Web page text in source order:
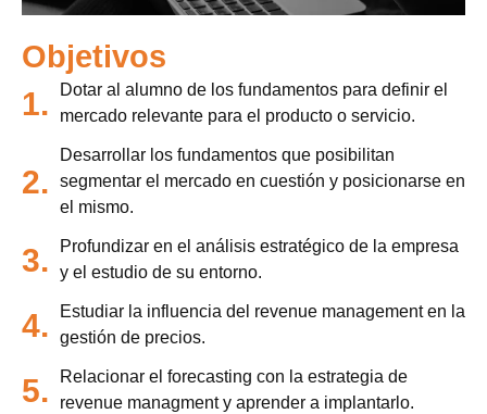
Objetivos
1.
Dotar al alumno de los fundamentos para definir el
mercado relevante para el producto o servicio.
2.
Desarrollar los fundamentos que posibilitan
segmentar el mercado en cuestión y posicionarse en
el mismo.
3.
Profundizar en el análisis estratégico de la empresa
y el estudio de su entorno.
4.
Estudiar la influencia del revenue management en la
gestión de precios.
5.
Relacionar el forecasting con la estrategia de
revenue managment y aprender a implantarlo.